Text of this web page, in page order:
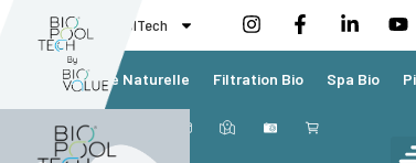
BioValue BioPoolTech
Piscine Naturelle Filtration Bio Spa Bio